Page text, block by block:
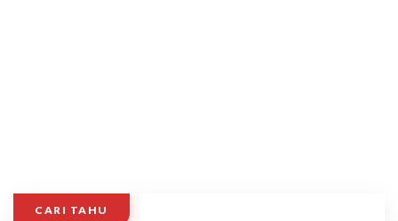
CARI TAHU